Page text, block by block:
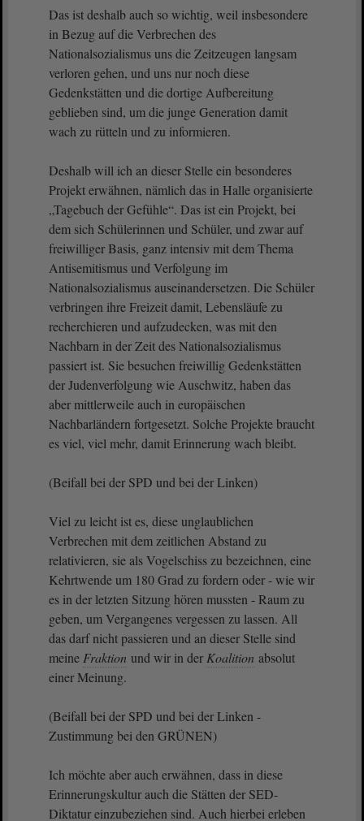
Das ist deshalb auch so wichtig, weil insbesondere
in Bezug auf die Verbrechen des
Nationalsozialismus uns die Zeitzeugen langsam
verloren gehen, und uns nur noch diese
Gedenkstätten und die dortige Aufbereitung
geblieben sind, um die junge Generation damit
wach zu rütteln und zu informieren.
Deshalb will ich an dieser Stelle ein besonderes
Projekt erwähnen, nämlich das in Halle organisierte
„Tagebuch der Gefühle“. Das ist ein Projekt, bei
dem sich Schülerinnen und Schüler, und zwar auf
freiwilliger Basis, ganz intensiv mit dem Thema
Antisemitismus und Verfolgung im
Nationalsozialismus auseinandersetzen. Die Schüler
verbringen ihre Freizeit damit, Lebensläufe zu
recherchieren und aufzudecken, was mit den
Nachbarn in der Zeit des Nationalsozialismus
passiert ist. Sie besuchen freiwillig Gedenkstätten
der Judenverfolgung wie Auschwitz, haben das
aber mittlerweile auch in europäischen
Nachbarländern fortgesetzt. Solche Projekte braucht
es viel, viel mehr, damit Erinnerung wach bleibt.
(Beifall bei der SPD und bei der Linken)
Viel zu leicht ist es, diese unglaublichen
Verbrechen mit dem zeitlichen Abstand zu
relativieren, sie als Vogelschiss zu bezeichnen, eine
Kehrtwende um 180 Grad zu fordern oder - wie wir
es in der letzten Sitzung hören mussten - Raum zu
geben, um Vergangenes vergessen zu lassen. All
das darf nicht passieren und an dieser Stelle sind
meine Fraktion und wir in der Koalition absolut
einer Meinung.
(Beifall bei der SPD und bei der Linken -
Zustimmung bei den GRÜNEN)
Ich möchte aber auch erwähnen, dass in diese
Erinnerungskultur auch die Stätten der SED-
Diktatur einzubeziehen sind. Auch hierbei erleben